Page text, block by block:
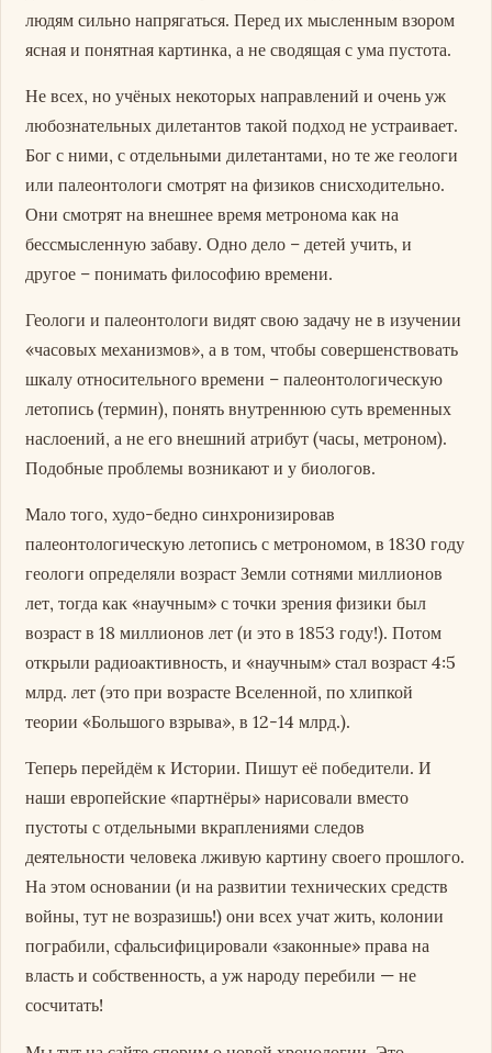
людям сильно напрягаться. Перед их мысленным взором
ясная и понятная картинка, а не сводящая с ума пустота.
Не всех, но учёных некоторых направлений и очень уж
любознательных дилетантов такой подход не устраивает.
Бог с ними, с отдельными дилетантами, но те же геологи
или палеонтологи смотрят на физиков снисходительно.
Они смотрят на внешнее время метронома как на
бессмысленную забаву. Одно дело – детей учить, и
другое – понимать философию времени.
Геологи и палеонтологи видят свою задачу не в изучении
«часовых механизмов», а в том, чтобы совершенствовать
шкалу относительного времени – палеонтологическую
летопись (термин), понять внутреннюю суть временных
наслоений, а не его внешний атрибут (часы, метроном).
Подобные проблемы возникают и у биологов.
Мало того, худо-бедно синхронизировав
палеонтологическую летопись с метрономом, в 1830 году
геологи определяли возраст Земли сотнями миллионов
лет, тогда как «научным» с точки зрения физики был
возраст в 18 миллионов лет (и это в 1853 году!). Потом
открыли радиоактивность, и «научным» стал возраст 4÷5
млрд. лет (это при возрасте Вселенной, по хлипкой
теории «Большого взрыва», в 12-14 млрд.).
Теперь перейдём к Истории. Пишут её победители. И
наши европейские «партнёры» нарисовали вместо
пустоты с отдельными вкраплениями следов
деятельности человека лживую картину своего прошлого.
На этом основании (и на развитии технических средств
войны, тут не возразишь!) они всех учат жить, колонии
пограбили, сфальсифицировали «законные» права на
власть и собственность, а уж народу перебили — не
сосчитать!